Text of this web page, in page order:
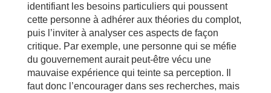
identifiant les besoins particuliers qui poussent
cette personne à adhérer aux théories du complot,
puis l’inviter à analyser ces aspects de façon
critique. Par exemple, une personne qui se méfie
du gouvernement aurait peut-être vécu une
mauvaise expérience qui teinte sa perception. Il
faut donc l’encourager dans ses recherches, mais